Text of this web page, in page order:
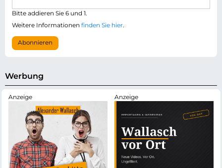
l
-
d
r
s
e
i
h
t
f
d
Bitte addieren Sie 6 und 1.
Weitere Informationen finden Sie hier.
Abonnieren
Werbung